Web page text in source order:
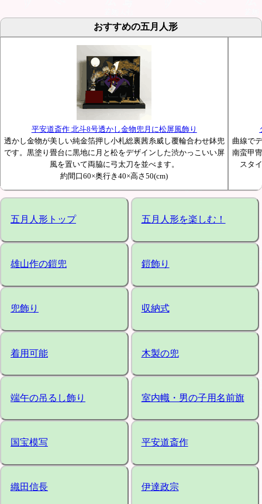
おすすめの五月人形
平安道斎作 北斗8号透かし金物兜月に松屏風飾り
透かし金物が美しい純金箔押し小札総裏茜糸威し覆輪合わせ鉢兜
です。黒塗り畳台に黒地に月と松をデザインした渋かっこいい屏
風を置いて両脇に弓太刀を並べます。
約間口60×奥行き40×高さ50(cm)
曲線で
南蛮甲
スタ
五月人形トップ 五月人形を楽しむ！
雄山作の鎧兜 鎧飾り
兜飾り 収納式
着用可能 木製の兜
端午の吊るし飾り 室内幟・男の子用名前旗
国宝模写 平安道斎作
織田信長 伊達政宗